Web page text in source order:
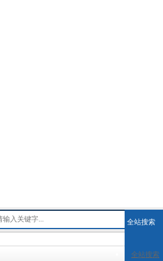
全站搜索
全站搜索